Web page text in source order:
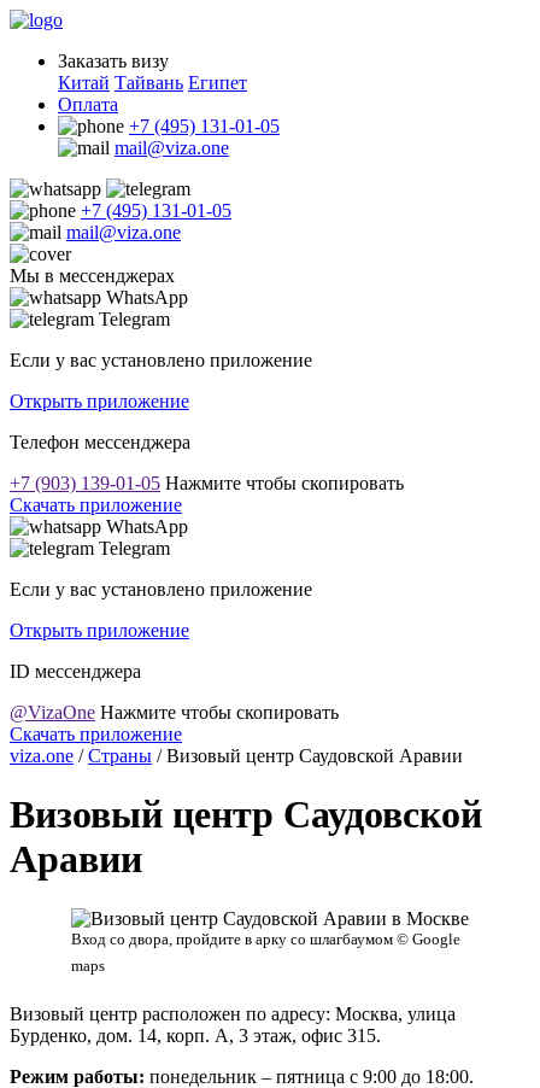
Заказать визу
Китай Тайвань Египет
Оплата
+7 (495) 131-01-05
mail@viza.one
+7 (495) 131-01-05
mail@viza.one
Мы в мессенджерах
WhatsApp
Telegram
Если у вас установлено приложение
Открыть приложение
Телефон мессенджера
+7 (903) 139-01-05 Нажмите чтобы скопировать
Скачать приложение
WhatsApp
Telegram
Если у вас установлено приложение
Открыть приложение
ID мессенджера
@VizaOne Нажмите чтобы скопировать
Скачать приложение
viza.one / Страны /Визовый центр Саудовской Аравии
Визовый центр Саудовской
Аравии
Вход со двора, пройдите в арку со шлагбаумом © Google
maps
Визовый центр расположен по адресу: Москва, улица
Бурденко, дом. 14, корп. А, 3 этаж, офис 315.
Режим работы: понедельник – пятница с 9:00 до 18:00.